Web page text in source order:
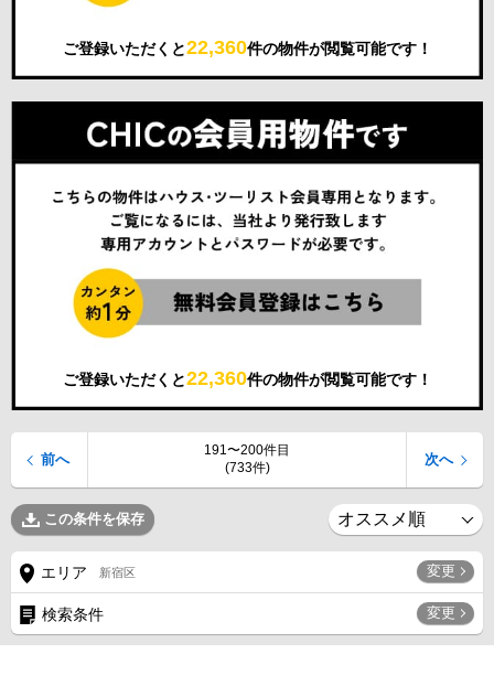
ご登録いただくと22,360件の物件が閲覧可能です！
ご登録いただくと22,360件の物件が閲覧可能です！
191〜200件目
(733件)
前へ 次へ
この条件を保存
エリア 新宿区 変更
検索条件 変更